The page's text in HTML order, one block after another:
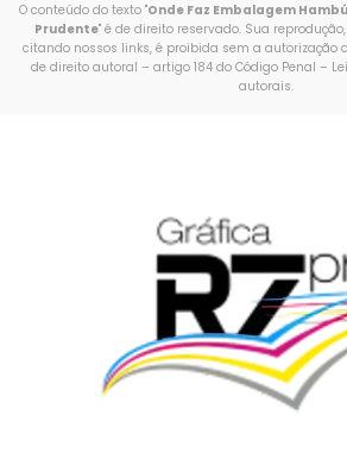
O conteúdo do texto "Onde Faz Embalagem
Prudente" é de direito reservado. Sua
citando nossos links, é proibida sem a autorização
de direito autoral – artigo 184 do Código Penal –
autorais.